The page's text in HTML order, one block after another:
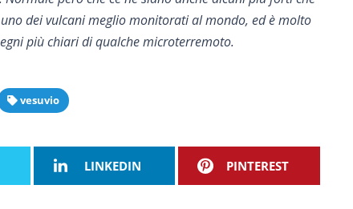
dei vulcani meglio monitorati al mondo, ed è molto
più chiari di qualche microterremoto.
vesuvio
LINKEDIN PINTEREST